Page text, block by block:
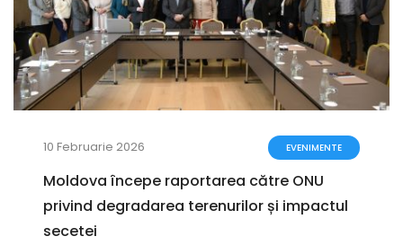
10 Februarie 2026 EVENIMENTE
Moldova începe raportarea către ONU
privind degradarea terenurilor și impactul
secetei